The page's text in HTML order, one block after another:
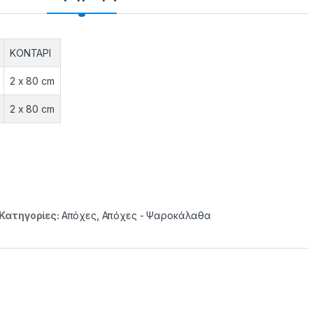
ΚΟΝΤΑΡΙ
2 x 80 cm
2 x 80 cm
Κατηγορίες: Απόχες Απόχες - Ψαροκάλαθα